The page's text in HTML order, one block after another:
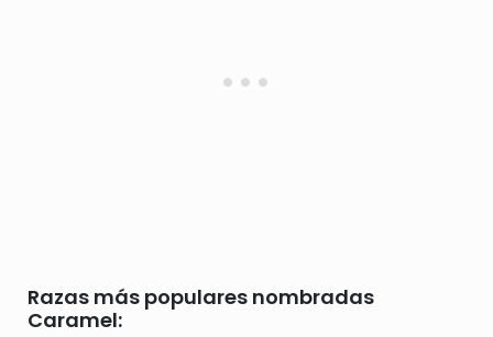
Razas más populares nombradas
Caramel: